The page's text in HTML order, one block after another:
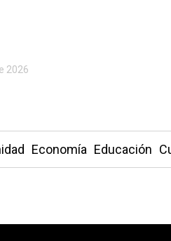
2026
Economía Educación